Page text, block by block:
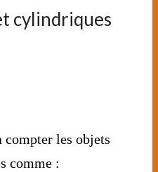
cylindriques
compter les objets
comme :